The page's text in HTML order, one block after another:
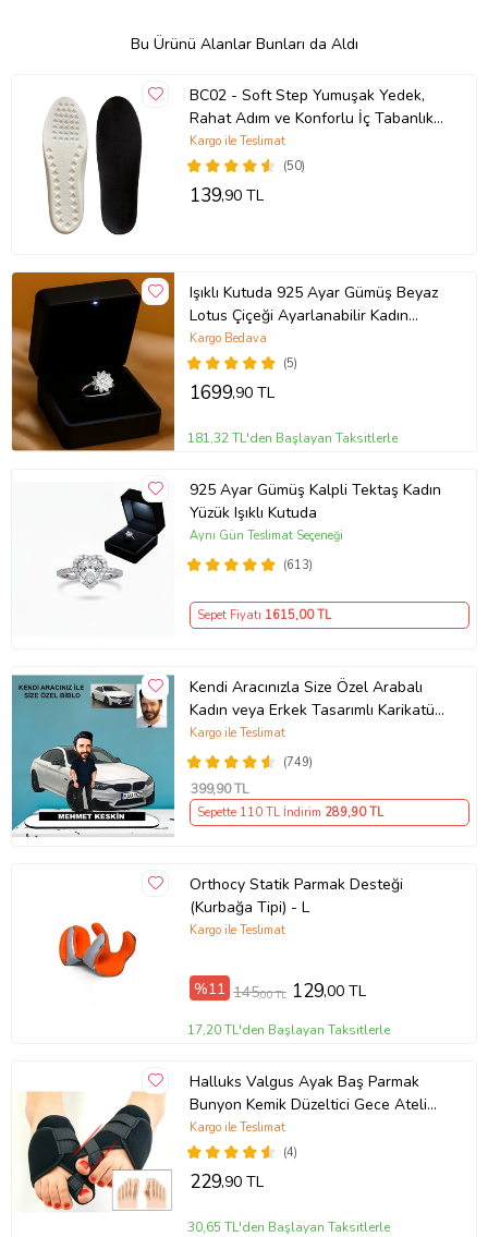
Bu Ürünü Alanlar Bunları da Aldı
BC02 - Soft Step Yumuşak Yedek,
Rahat Adım ve Konforlu İç Tabanlık
(Siyah)
(50)
Kargo ile Teslimat
139,90 TL
Işıklı Kutuda 925 Ayar Gümüş Beyaz
Lotus Çiçeği Ayarlanabilir Kadın
Yüzük
(5)
Kargo Bedava
1699,90 TL
181,32 TL'den Başlayan Taksitlerle
925 Ayar Gümüş Kalpli Tektaş Kadın
Yüzük Işıklı Kutuda
(613)
Aynı Gün Teslimat Seçeneği
Sepet Fiyatı 1615,00 TL
Kendi Aracınızla Size Özel Arabalı
Kadın veya Erkek Tasarımlı Karikatür
Biblo , Babalar Günü Hediyesi,
Erkeğe Hediye, Rent A Car Hediyesi
(749)
Kargo ile Teslimat
399,90 TL
Sepette 110 TL İndirim 289,90 TL
Orthocy Statik Parmak Desteği
(Kurbağa Tipi) - L
Kargo ile Teslimat
%11 145,00 TL 129,00 TL
17,20 TL'den Başlayan Taksitlerle
Halluks Valgus Ayak Baş Parmak
Bunyon Kemik Düzeltici Gece Ateli
Bunyon Koruyucu Ayak Ateli
(4)
Kargo ile Teslimat
229,90 TL
30,65 TL'den Başlayan Taksitlerle